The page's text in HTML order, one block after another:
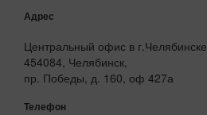
Адрес
Центральный офис в г.Челябинске
454084, Челябинск,
пр. Победы, д. 160, оф 427а
Телефон